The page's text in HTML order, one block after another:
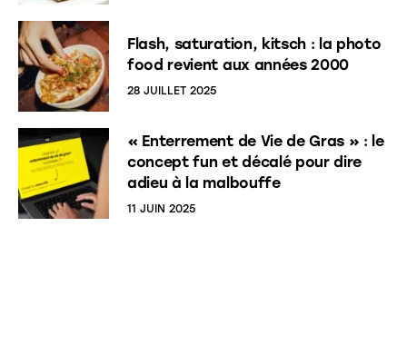
Flash, saturation, kitsch : la photo
food revient aux années 2000
28 JUILLET 2025
« Enterrement de Vie de Gras » : le
concept fun et décalé pour dire
adieu à la malbouffe
11 JUIN 2025